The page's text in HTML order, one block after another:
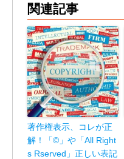
関連記事
著作権表示、コレが正
解！「©」や「All Right
s Rserved」正しい表記